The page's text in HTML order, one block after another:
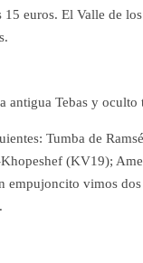
euros. El Valle de
Tebas y oculto
Tumba de
(KV19);
vimos